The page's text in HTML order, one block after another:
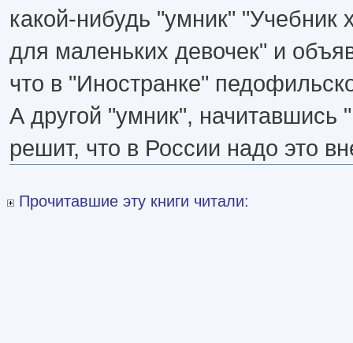
какой-нибудь "умник"
для маленьких девочек" и
что в "Иностранке"
А другой "умник", начитавшись
решит, что в России надо это
Прочитавшие эту книги читали: